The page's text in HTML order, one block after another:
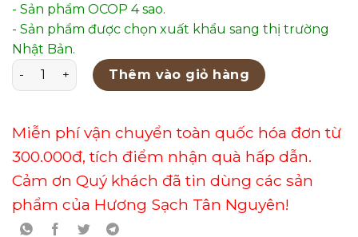
- Sản phẩm OCOP 4 sao.
- Sản phẩm được chọn xuất khẩu sang thị trường
Nhật Bản.
Lư Xông Trầm Hoa Văn Gốm Sứ Cao Cấp – Mẫu 108 số
Thêm vào giỏ hàng
Miễn phí vận chuyển toàn quốc hóa đơn từ
300.000đ, tích điểm nhận quà hấp dẫn.
Cảm ơn Quý khách đã tin dùng các sản
phẩm của Hương Sạch Tân Nguyên!